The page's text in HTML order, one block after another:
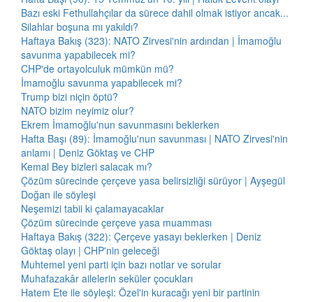
Bazı eski Fethullahçılar da sürece dahil olmak istiyor ancak...
Silahlar boşuna mı yakıldı?
Haftaya Bakış (323): NATO Zirvesi'nin ardından | İmamoğlu
savunma yapabilecek mi?
CHP'de ortayolculuk mümkün mü?
İmamoğlu savunma yapabilecek mi?
Trump bizi niçin öptü?
NATO bizim neyimiz olur?
Ekrem İmamoğlu'nun savunmasını beklerken
Hafta Başı (89): İmamoğlu'nun savunması | NATO Zirvesi'nin
anlamı | Deniz Göktaş ve CHP
Kemal Bey bizleri salacak mı?
Çözüm sürecinde çerçeve yasa belirsizliği sürüyor | Ayşegül
Doğan ile söyleşi
Neşemizi tabii ki çalamayacaklar
Çözüm sürecinde çerçeve yasa muamması
Haftaya Bakış (322): Çerçeve yasayı beklerken | Deniz
Göktaş olayı | CHP'nin geleceği
Muhtemel yeni parti için bazı notlar ve sorular
Muhafazakâr ailelerin seküler çocukları
Hatem Ete ile söyleşi: Özel'in kuracağı yeni bir partinin